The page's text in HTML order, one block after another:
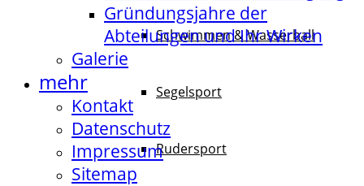
Schwimmen & Wasserball
Segelsport
Rudersport
Gründungsjahre der
Abteilungen und Ihr Wirken
Galerie
mehr
Kontakt
Datenschutz
Impressum
Sitemap